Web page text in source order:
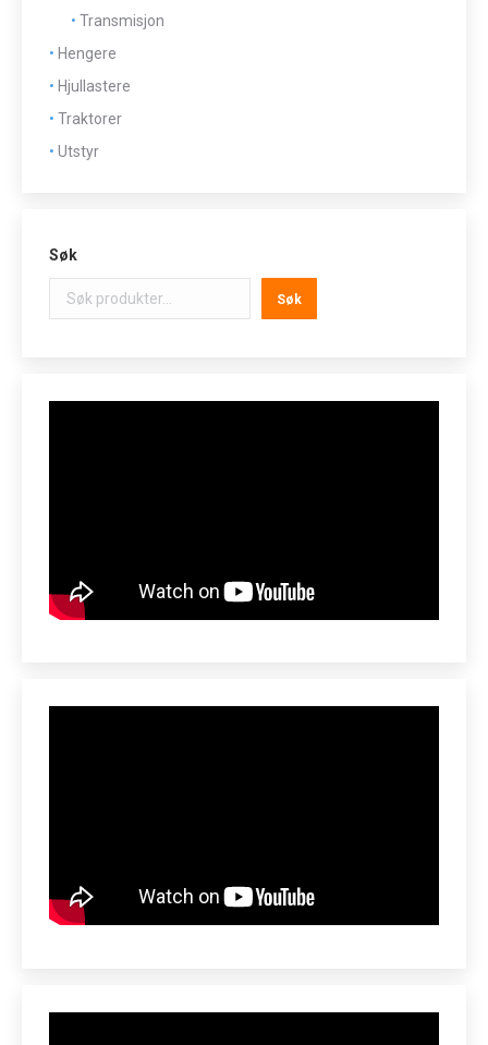
Transmisjon
Hengere
Hjullastere
Traktorer
Utstyr
Søk
Søk